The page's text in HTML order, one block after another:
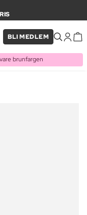
BLI MEDLEM
brunfargen